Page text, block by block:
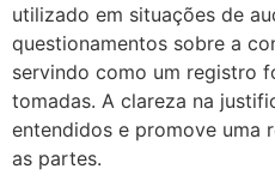
utilizado em situações de
questionamentos sobre a
servindo como um registro
tomadas. A clareza na
entendidos e promove uma
as partes.